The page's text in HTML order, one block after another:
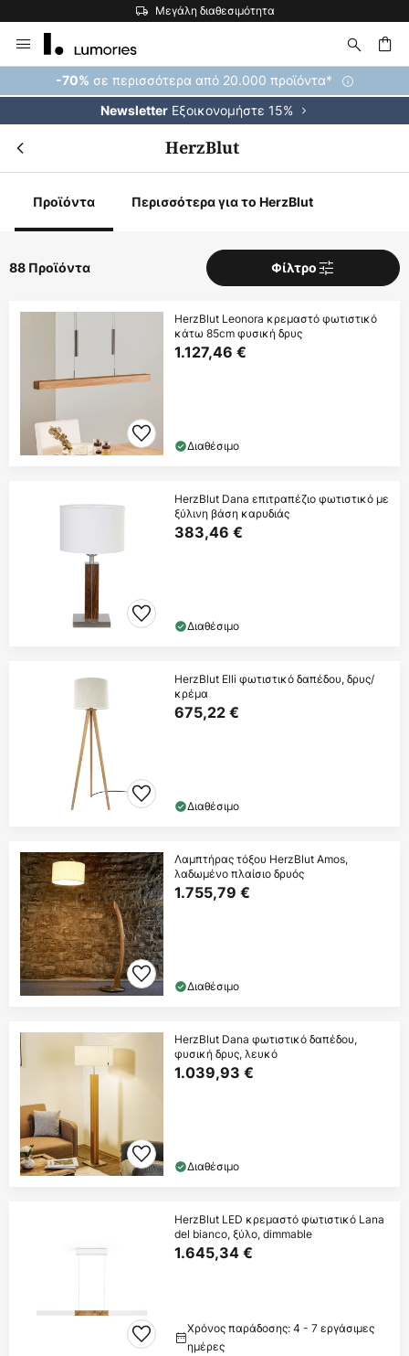
Η μεγαλύτερη επιλογή εμπορικών σημάτων στην Ευρώπη
Μετάβαση
στο
περιεχόμενο
-70% σε περισσότερα από 20.000 προϊόντα*
Newsletter Εξοικονομήστε 15%
HerzBlut
Προϊόντα Περισσότερα για το HerzBlut
88 Προϊόντα Φίλτρο
HerzBlut Leonora κρεμαστό φωτιστικό
κάτω 85cm φυσική δρυς
1.127,46 €
Διαθέσιμο
HerzBlut Dana επιτραπέζιο φωτιστικό με
ξύλινη βάση καρυδιάς
383,46 €
Διαθέσιμο
HerzBlut Elli φωτιστικό δαπέδου, δρυς/
κρέμα
675,22 €
Διαθέσιμο
Λαμπτήρας τόξου HerzBlut Amos,
λαδωμένο πλαίσιο δρυός
1.755,79 €
Διαθέσιμο
HerzBlut Dana φωτιστικό δαπέδου,
φυσική δρυς, λευκό
1.039,93 €
Διαθέσιμο
HerzBlut LED κρεμαστό φωτιστικό Lana
del bianco, ξύλο, dimmable
1.645,34 €
Χρόνος παράδοσης: 4 - 7 εργάσιμες
ημέρες